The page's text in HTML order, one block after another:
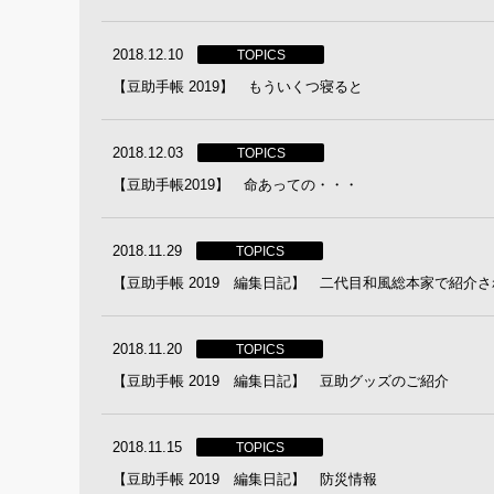
2018.12.10 TOPICS
【豆助手帳 2019】 もういくつ寝ると
2018.12.03 TOPICS
【豆助手帳2019】 命あっての・・・
2018.11.29 TOPICS
【豆助手帳 2019 編集日記】 二代目和風総本家で紹介さ
2018.11.20 TOPICS
【豆助手帳 2019 編集日記】 豆助グッズのご紹介
2018.11.15 TOPICS
【豆助手帳 2019 編集日記】 防災情報